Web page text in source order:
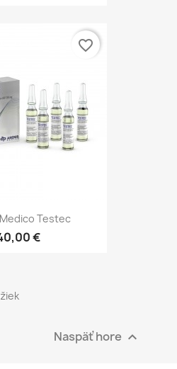
Testec
€
favorite_border
Naspäť hore 